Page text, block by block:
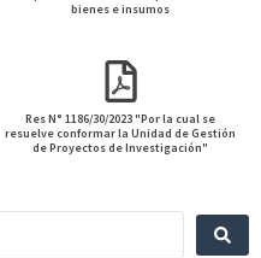
bienes e insumos
Res N° 1186/30/2023 "Por la cual se
resuelve conformar la Unidad de Gestión
de Proyectos de Investigación"